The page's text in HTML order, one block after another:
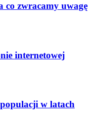
co zwracamy uwagę
internetowej
w latach